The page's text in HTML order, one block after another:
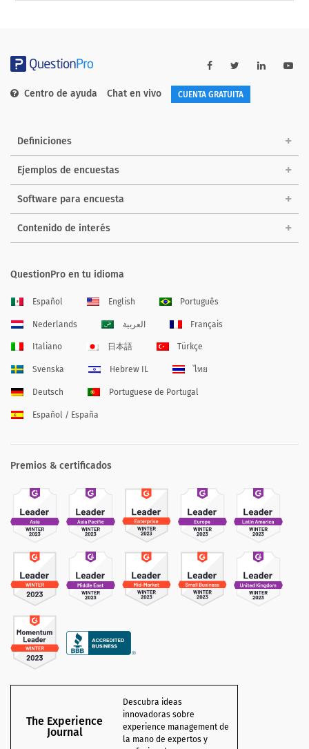
Centro de ayuda Chat en vivo CUENTA GRATUITA
Definiciones
Ejemplos de encuestas
Software para encuesta
Contenido de interés
QuestionPro en tu idioma
Español English Português
Nederlands العربية Français
Italiano 日本語 Türkçe
Svenska Hebrew IL ไทย
Deutsch Portuguese de Portugal
Español / España
Premios & certificados
The Experience
Journal
Descubra ideas
innovadoras sobre
experience management de
la mano de expertos y